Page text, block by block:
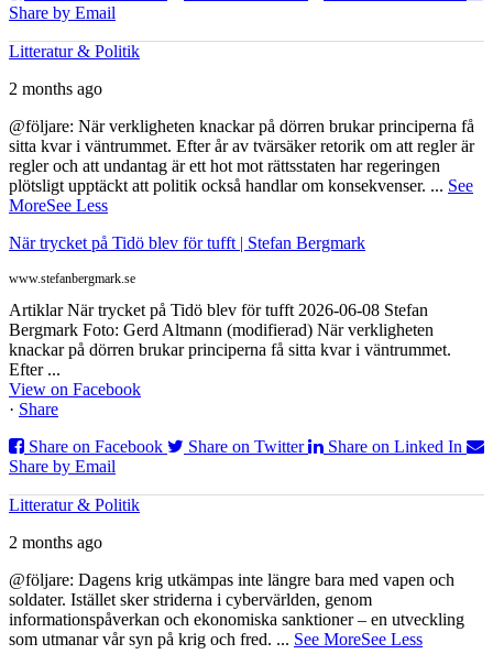
Share by Email
Litteratur & Politik
2 months ago
@följare: När verkligheten knackar på dörren brukar principerna få
sitta kvar i väntrummet. Efter år av tvärsäker retorik om att regler är
regler och att undantag är ett hot mot rättsstaten har regeringen
plötsligt upptäckt att politik också handlar om konsekvenser. ... See
MoreSee Less
När trycket på Tidö blev för tufft | Stefan Bergmark
www.stefanbergmark.se
Artiklar När trycket på Tidö blev för tufft 2026-06-08 Stefan
Bergmark Foto: Gerd Altmann (modifierad) När verkligheten
knackar på dörren brukar principerna få sitta kvar i väntrummet.
Efter ...
View on Facebook
· Share
Share on Facebook
Share on Twitter
Share on Linked In
Share by Email
Litteratur & Politik
2 months ago
@följare: Dagens krig utkämpas inte längre bara med vapen och
soldater. Istället sker striderna i cybervärlden, genom
informationspåverkan och ekonomiska sanktioner – en utveckling
som utmanar vår syn på krig och fred. ... See MoreSee Less